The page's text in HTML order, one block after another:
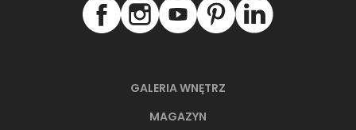
GALERIA WNĘTRZ
MAGAZYN